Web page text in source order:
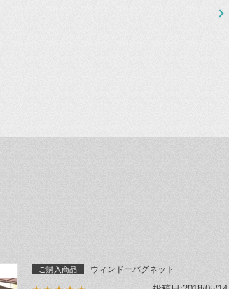
ご購入商品 ウィンドーバグネット